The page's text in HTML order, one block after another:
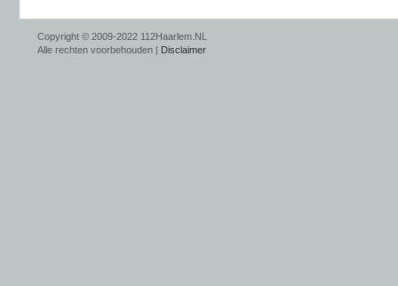
Copyright © 2009-2022 112Haarlem.NL
Alle rechten voorbehouden | Disclaimer